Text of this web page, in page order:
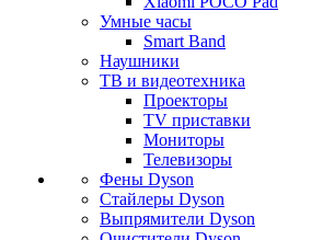
Умные часы
Smart Band
Наушники
ТВ и видеотехника
Проекторы
TV приставки
Мониторы
Телевизоры
Фены Dyson
Стайлеры Dyson
Выпрямители Dyson